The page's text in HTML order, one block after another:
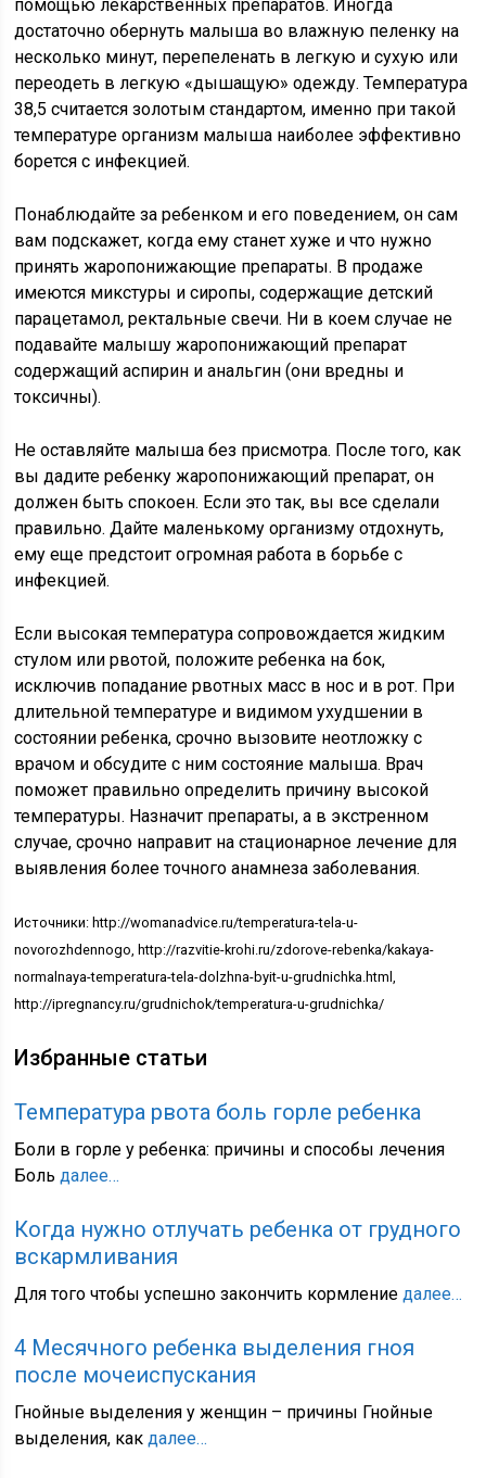
помощью лекарственных препаратов. Иногда
достаточно обернуть малыша во влажную пеленку на
несколько минут, перепеленать в легкую и сухую или
переодеть в легкую «дышащую» одежду. Температура
38,5 считается золотым стандартом, именно при такой
температуре организм малыша наиболее эффективно
борется с инфекцией.
Понаблюдайте за ребенком и его поведением, он сам
вам подскажет, когда ему станет хуже и что нужно
принять жаропонижающие препараты. В продаже
имеются микстуры и сиропы, содержащие детский
парацетамол, ректальные свечи. Ни в коем случае не
подавайте малышу жаропонижающий препарат
содержащий аспирин и анальгин (они вредны и
токсичны).
Не оставляйте малыша без присмотра. После того, как
вы дадите ребенку жаропонижающий препарат, он
должен быть спокоен. Если это так, вы все сделали
правильно. Дайте маленькому организму отдохнуть,
ему еще предстоит огромная работа в борьбе с
инфекцией.
Если высокая температура сопровождается жидким
стулом или рвотой, положите ребенка на бок,
исключив попадание рвотных масс в нос и в рот. При
длительной температуре и видимом ухудшении в
состоянии ребенка, срочно вызовите неотложку с
врачом и обсудите с ним состояние малыша. Врач
поможет правильно определить причину высокой
температуры. Назначит препараты, а в экстренном
случае, срочно направит на стационарное лечение для
выявления более точного анамнеза заболевания.
Источники: http://womanadvice.ru/temperatura-tela-u-
novorozhdennogo, http://razvitie-krohi.ru/zdorove-rebenka/kakaya-
normalnaya-temperatura-tela-dolzhna-byit-u-grudnichka.html,
http://ipregnancy.ru/grudnichok/temperatura-u-grudnichka/
Избранные статьи
Температура рвота боль горле ребенка
Боли в горле у ребенка: причины и способы лечения
Больдалее…
Когда нужно отлучать ребенка от грудного
вскармливания
Для того чтобы успешно закончить кормлениедалее…
4 Месячного ребенка выделения гноя
после мочеиспускания
Гнойные выделения у женщин – причины Гнойные
выделения, какдалее…